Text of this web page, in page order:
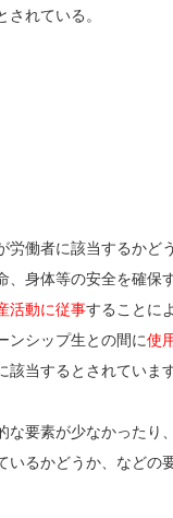
されている。
労働者に該当するかど
、身体等の安全を確保
活動に従事することに
ンシップ生との間に使
当するとされています
な要素が少なかったり
いるかどうか、などの